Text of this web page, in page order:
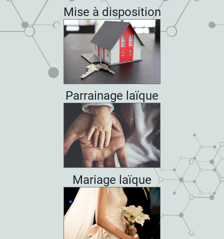
Mise à disposition
Parrainage laïque
Mariage laïque